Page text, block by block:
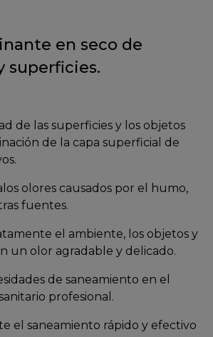
en seco de
superficies.
de las superficies y los objetos
de la capa superficial de
olores causados por el humo,
fuentes.
el ambiente, los objetos y
un olor agradable y delicado.
de saneamiento en el
profesional.
el saneamiento rápido y efectivo